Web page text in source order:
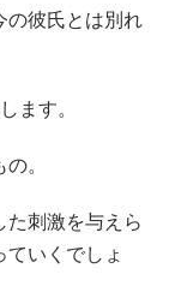
の彼氏とは別れ
ます。
。
刺激を与えら
いくでしょ